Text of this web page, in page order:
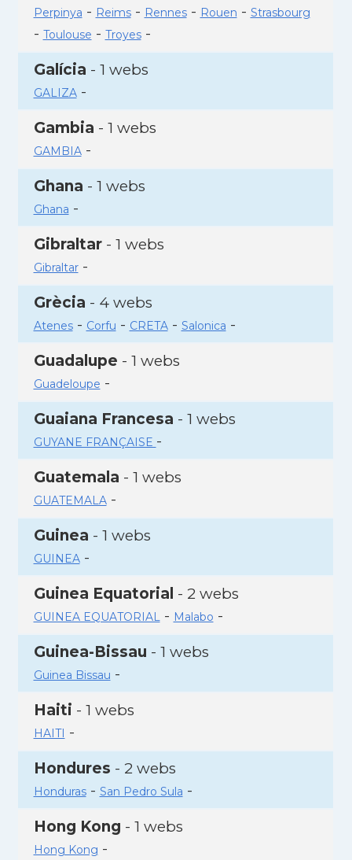
Perpinya - Reims- Rennes- Rouen - Strasbourg
- Toulouse - Troyes-
Galícia - 1 webs
GALIZA-
Gambia - 1 webs
GAMBIA-
Ghana - 1 webs
Ghana -
Gibraltar- 1 webs
Gibraltar-
Grècia - 4 webs
Atenes- Corfu - CRETA- Salonica -
Guadalupe - 1 webs
Guadeloupe -
Guaiana Francesa - 1 webs
GUYANE FRANÇAISE -
Guatemala - 1 webs
GUATEMALA-
Guinea - 1 webs
GUINEA-
Guinea Equatorial - 2 webs
GUINEA EQUATORIAL- Malabo -
Guinea-Bissau - 1 webs
Guinea Bissau -
Haiti - 1 webs
HAITI -
Hondures - 2 webs
Honduras- San Pedro Sula -
Hong Kong - 1 webs
Hong Kong -